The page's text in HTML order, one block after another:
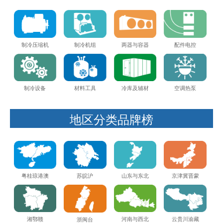
制冷压缩机 制冷机组 两器与容器 配件电控
制冷设备 材料工具 冷库及辅材 空调热泵
地区分类品牌榜
粤桂琼港澳 苏皖沪 山东与东北 京津冀晋蒙
湘鄂赣 浙闽台 河南与西北 云贵川渝藏